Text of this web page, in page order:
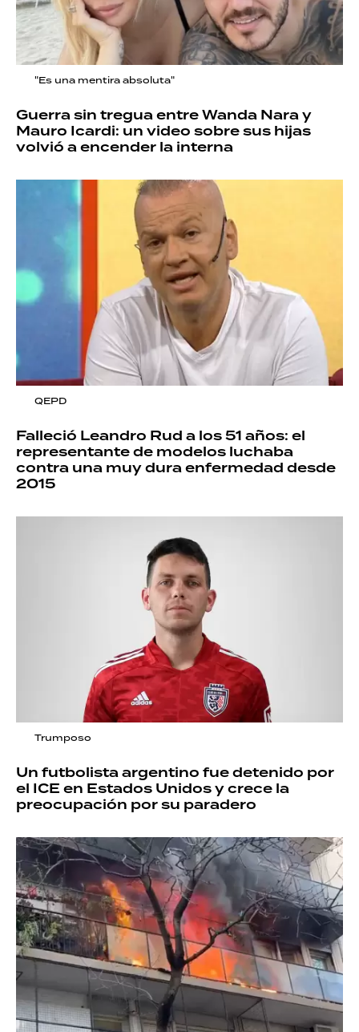
"Es una mentira absoluta"
Guerra sin tregua entre Wanda Nara y
Mauro Icardi: un video sobre sus hijas
volvió a encender la interna
QEPD
Falleció Leandro Rud a los 51 años: el
representante de modelos luchaba
contra una muy dura enfermedad desde
2015
Trumposo
Un futbolista argentino fue detenido por
el ICE en Estados Unidos y crece la
preocupación por su paradero